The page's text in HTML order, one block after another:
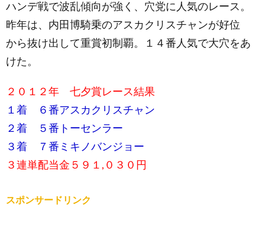
ハンデ戦で波乱傾向が強く、穴党に人気のレース。
昨年は、内田博騎乗のアスカクリスチャンが好位
から抜け出して重賞初制覇。１４番人気で大穴をあ
けた。
２０１２年 七夕賞レース結果
１着 ６番アスカクリスチャン
２着 ５番トーセンラー
３着 ７番ミキノバンジョー
３連単配当金５９１,０３０円
スポンサードリンク